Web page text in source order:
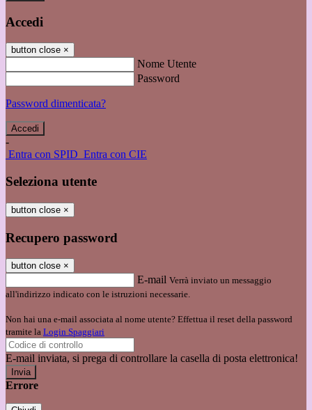
Accedi
button close ×
Nome Utente
Password
Password dimenticata?
-
Entra con SPID Entra con CIE
Seleziona utente
button close ×
Recupero password
button close ×
E-mail Verrà inviato un messaggio
all'indirizzo indicato con le istruzioni necessarie.
Non hai una e-mail associata al nome utente? Effettua il reset della password
tramite la Login Spaggiari
E-mail inviata, si prega di controllare la casella di posta elettronica!
Errore